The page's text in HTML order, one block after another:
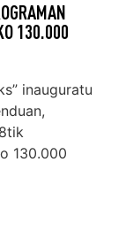
130.000
inauguratu
130.000